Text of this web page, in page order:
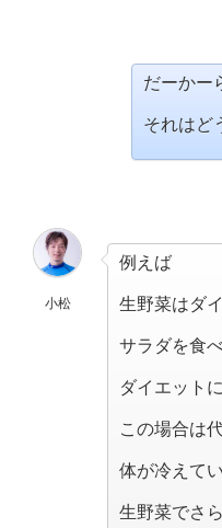
だーかー
それはど
小松
例えば
生野菜はダ
サラダを食
ダイエット
この場合は
体が冷えて
生野菜でさ